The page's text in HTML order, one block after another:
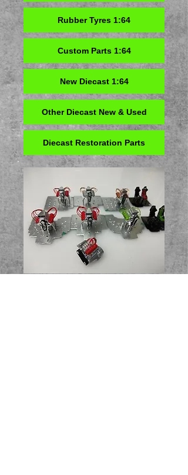
Rubber Tyres 1:64
Custom Parts 1:64
New Diecast 1:64
Other Diecast New & Used
Diecast Restoration Parts